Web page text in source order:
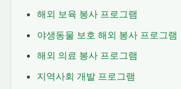
해외 보육 봉사 프로그램
야생동물 보호 해외 봉사 프로그램
해외 의료 봉사 프로그램
지역사회 개발 프로그램